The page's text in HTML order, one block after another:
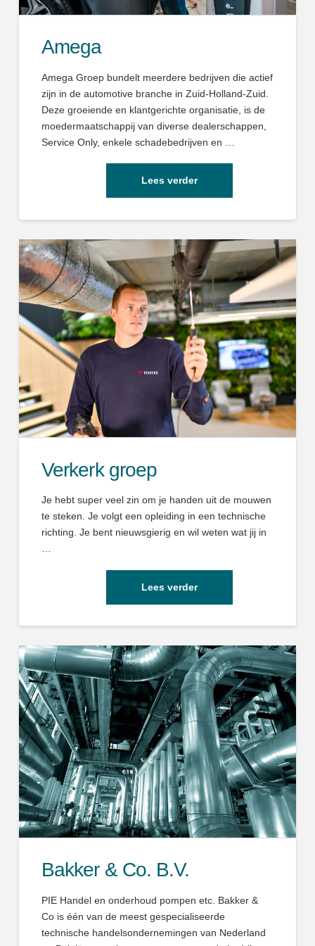
Amega
Amega Groep bundelt meerdere bedrijven die actief
zijn in de automotive branche in Zuid-Holland-Zuid.
Deze groeiende en klantgerichte organisatie, is de
moedermaatschappij van diverse dealerschappen,
Service Only, enkele schadebedrijven en …
Verkerk groep
Je hebt super veel zin om je handen uit de mouwen
te steken. Je volgt een opleiding in een technische
richting. Je bent nieuwsgierig en wil weten wat jij in
…
Bakker & Co. B.V.
PIE Handel en onderhoud pompen etc. Bakker &
Co is één van de meest gespecialiseerde
technische handelsondernemingen van Nederland